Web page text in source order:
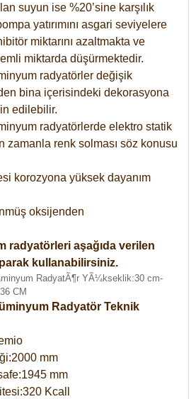
suyun ise %20’sine karşılık
yatırımını asgari seviyelere
miktarını azaltmakta ve
miktarda düşürmektedir.
radyatörler değişik
bina içerisindeki dekorasyona
edilebilir.
radyatörlerde elektro statik
zamanla renk solması söz konusu
korozyona yüksek dayanım
oksijenden
radyatörleri aşağıda verilen
kullanabilirsiniz.
Radyatör Teknik
mm
mm
Kcall